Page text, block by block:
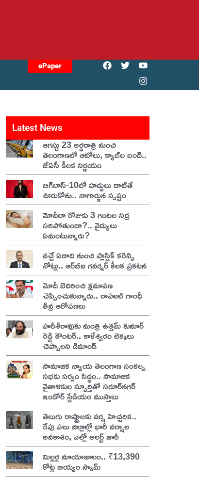
ePaper
Latest News
ఆగస్టు 23 అర్ధరాత్రి నుంచి
తెలంగాణలో ఆటోలు, క్యాబ్‌ల బంద్..
జేఏసీ కీలక నిర్ణయం
బిగ్‌బాస్-10లో హద్దులు దాటితే
ఊరుకోను.. నాగార్జున స్పష్టం
మోదీలా రోజుకు 3 గంటల నిద్ర
సరిపోతుందా?.. వైద్యులు
ఏమంటున్నారు?
వచ్చే ఏడాది నుంచి ప్లాస్టిక్ కరెన్సీ
నోట్లు.. ఆర్‌బీఐ గవర్నర్ కీలక ప్రకటన
మోదీ బెదిరించి క్షమాపణ
చెప్పించుకున్నారు.. రాహుల్ గాంధీ
తీవ్ర ఆరోపణలు
హరీశ్‌రావుకు మంత్రి ఉత్తమ్ కుమార్
రెడ్డి కౌంటర్.. కాళేశ్వరం లెక్కలు
చెప్పాలని డిమాండ్
సామాజిక న్యాయ తెలంగాణ సంకల్ప
సభకు సర్వం సిద్ధం.. సామాజిక
వైతాళికుల స్ఫూర్తితో సరూర్‌నగర్
ఇండోర్ స్టేడియం ముస్తాబు
తెలుగు రాష్ట్రాలకు వర్ష హెచ్చరిక..
రేపు పలు జిల్లాల్లో భారీ వర్షాల
అవకాశం, ఎల్లో అలర్ట్ జారీ
మిల్లర్ల మాయాజాలం.. ₹13,390
కోట్ల బియ్యం స్కామ్